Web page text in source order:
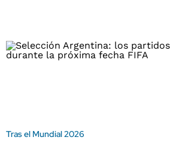
Tras el Mundial 2026